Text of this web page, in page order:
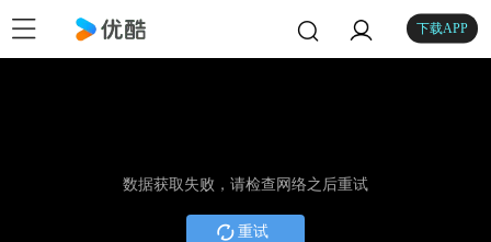
下载APP
数据获取失败，请检查网络之后重试
重试